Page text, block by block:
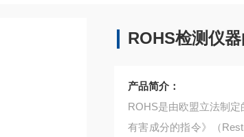
ROHS检测仪器
产品简介：
ROHS是由欧盟立法制
有害成分的指令》（